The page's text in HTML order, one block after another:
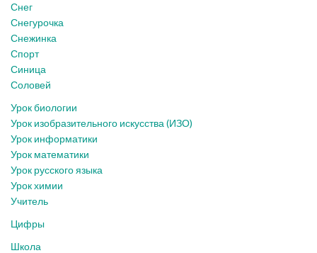
Снег
Снегурочка
Снежинка
Спорт
Синица
Соловей
Урок биологии
Урок изобразительного искусства (ИЗО)
Урок информатики
Урок математики
Урок русского языка
Урок химии
Учитель
Цифры
Школа